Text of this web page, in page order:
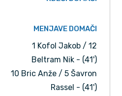
MENJAVE DOMAČI
1 Kofol Jakob / 12
Beltram Nik - (41')
10 Bric Anže / 5 Šavron
Rassel - (41')